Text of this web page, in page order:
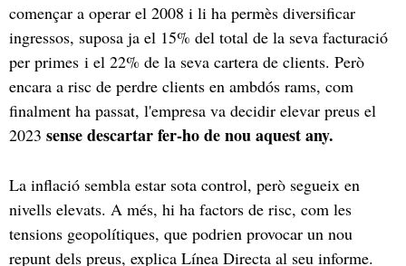
començar a operar el 2008 i li ha permès diversificar
ingressos, suposa ja el 15% del total de la seva facturació
per primes i el 22% de la seva cartera de clients. Però
encara a risc de perdre clients en ambdós rams, com
finalment ha passat, l'empresa va decidir elevar preus el
2023 sense descartar fer-ho de nou aquest any.
La inflació sembla estar sota control, però segueix en
nivells elevats. A més, hi ha factors de risc, com les
tensions geopolítiques, que podrien provocar un nou
repunt dels preus, explica Línea Directa al seu informe.